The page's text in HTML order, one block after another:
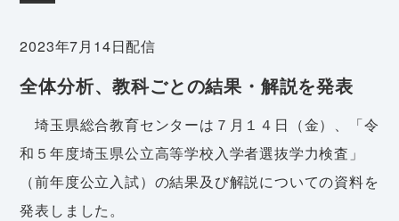
2023年7月14日配信
全体分析、教科ごとの結果・解説を発表
埼玉県総合教育センターは７月１４日（金）、「令
和５年度埼玉県公立高等学校入学者選抜学力検査」
（前年度公立入試）の結果及び解説についての資料を
発表しました。